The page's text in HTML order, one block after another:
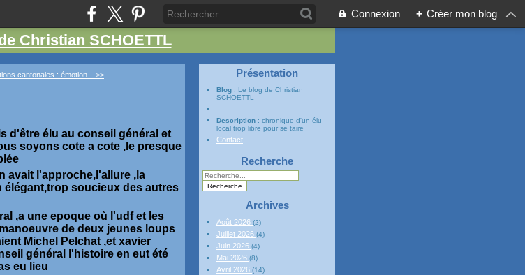
Connexion + Créer mon blog
Christian SCHOETTL
cantonales : émotion... >>
d'être élu au conseil général et
soyons cote a cote ,le presque
avait l'approche,l'allure ,la
soucieux des autres
,a une epoque où l'udf et les
de deux jeunes loups
Michel Pelchat ,et xavier
général l'histoire en eut été
eu lieu
Présentation
Blog : Le blog de Christian
SCHOETTL
Description : chronique d'un élu
local trop libre pour se taire
Contact
Recherche
Archives
Août 2026 (2)
Juillet 2026 (4)
Juin 2026 (4)
Mai 2026 (8)
Avril 2026 (14)